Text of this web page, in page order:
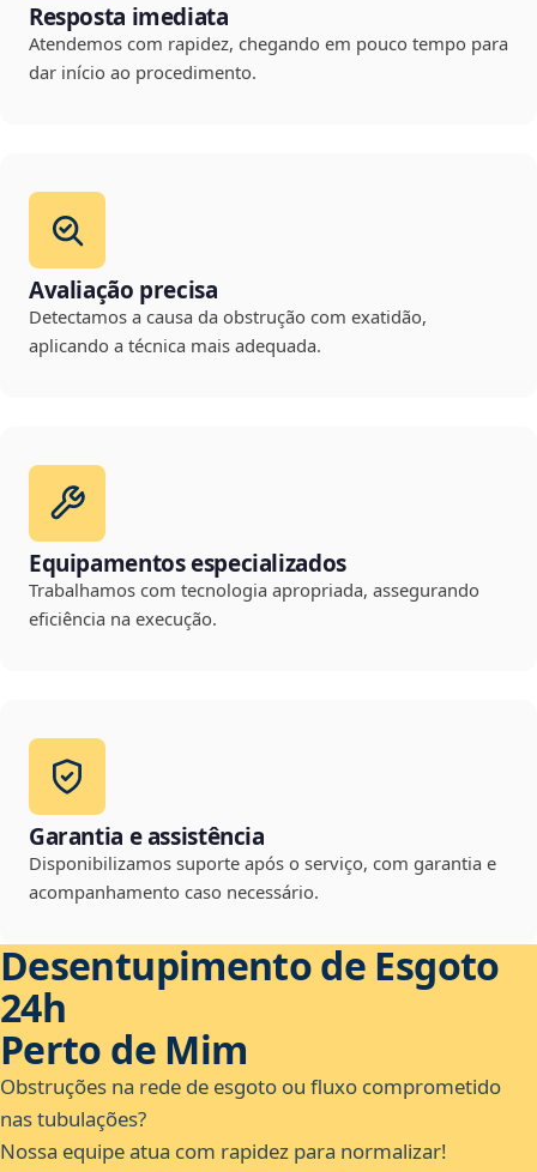
Resposta imediata
Atendemos com rapidez, chegando em pouco tempo para
dar início ao procedimento.
Avaliação precisa
Detectamos a causa da obstrução com exatidão,
aplicando a técnica mais adequada.
Equipamentos especializados
Trabalhamos com tecnologia apropriada, assegurando
eficiência na execução.
Garantia e assistência
Disponibilizamos suporte após o serviço, com garantia e
acompanhamento caso necessário.
Desentupimento de Esgoto
24h
Perto de Mim
Obstruções na rede de esgoto ou fluxo comprometido
nas tubulações?
Nossa equipe atua com rapidez para normalizar!